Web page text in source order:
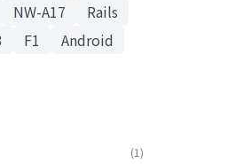
NW-A17
Rails
F1 Android
(1)